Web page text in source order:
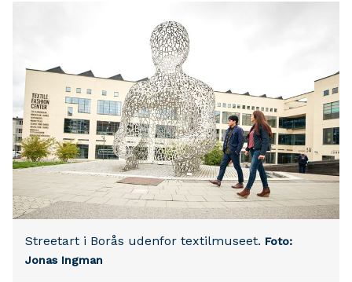
Streetart i Borås udenfor textilmuseet. Foto:
Jonas Ingman